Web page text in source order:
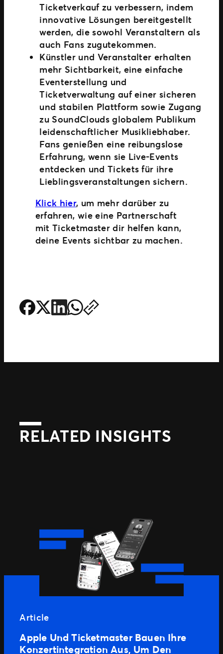
Ticketverkauf zu verbessern, indem
innovative Lösungen bereitgestellt
werden, die sowohl Veranstaltern als
auch Fans zugutekommen.
Künstler und Veranstalter erhalten
mehr Sichtbarkeit, eine einfache
Eventerstellung und
Ticketverwaltung auf einer sicheren
und stabilen Plattform sowie Zugang
zu SoundClouds globalem Publikum
leidenschaftlicher Musikliebhaber.
Fans genießen eine reibungslose
Erfahrung, wenn sie Live-Events
entdecken und Tickets für ihre
Lieblingsveranstaltungen sichern.
Klick hier, um mehr darüber zu
erfahren, wie eine Partnerschaft
mit Ticketmaster dir helfen kann,
deine Events sichtbar zu machen.
RELATED INSIGHTS
Article
Apple Und Ticketmaster Bauen Ihre
Konzertintegration Aus, Um Den